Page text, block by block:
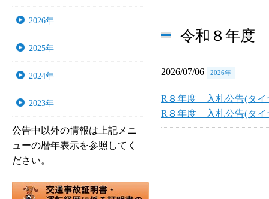
令和８年度
2026/07/06 2026年
R８年度 入札公告(タイ
R８年度 入札公告(タイ
2026年
2025年
2024年
2023年
公告中以外の情報は上記メニ
ューの暦年表示を参照してく
ださい。